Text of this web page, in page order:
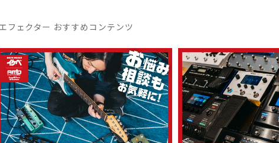
フェクター おすすめコンテンツ